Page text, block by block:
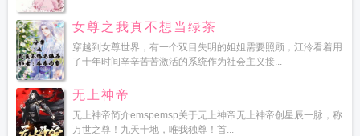
女尊之我真不想当绿茶
穿越到女尊世界，有一个双目失明的姐姐需要照顾，江泠看着用
了十年时间辛辛苦苦激活的系统作为社会主义接...
无上神帝
无上神帝简介emspemsp关于无上神帝无上神帝创星辰一脉，称
万世之尊！九天十地，唯我独尊！首...